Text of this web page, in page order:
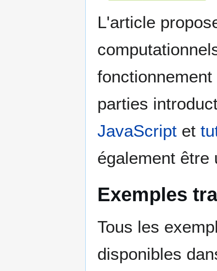
L'article
parties
JavaScript et
également être
Exemples
Tous les
disponibles